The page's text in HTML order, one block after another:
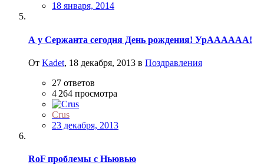
18 января, 2014
А у Сержанта сегодня День рождения! УрАААААА!
От Kadet, 18 декабря, 2013 в Поздравления
27 ответов
4 264 просмотра
Crus
23 декабря, 2013
RoF проблемы с Ньювью